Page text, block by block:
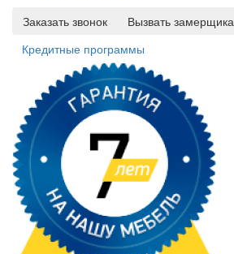
Заказать звонок
Вызвать замерщика
Кредитные программы